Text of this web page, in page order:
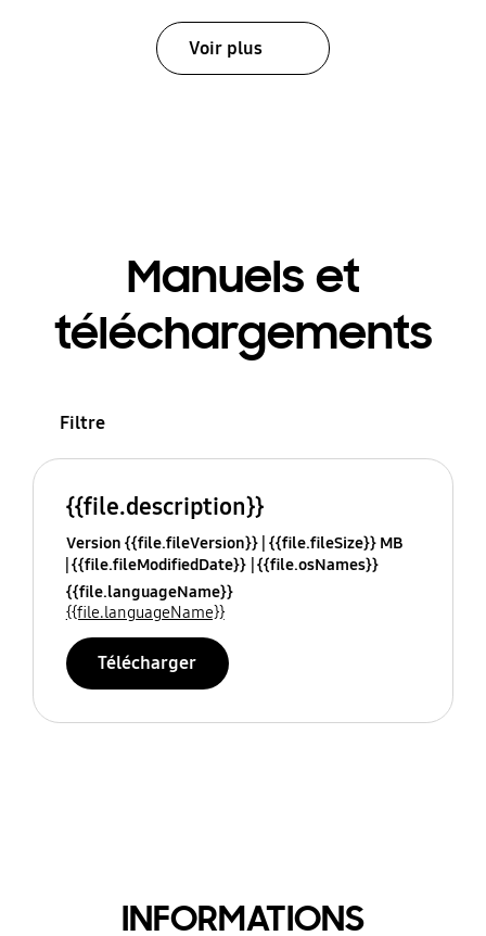
Voir plus
Manuels et
téléchargements
Filtre
{{file.description}}
Version {{file.fileVersion}} {{file.fileSize}} MB
{{file.fileModifiedDate}} {{file.osNames}}
{{file.languageName}}
{{file.languageName}}
Télécharger
INFORMATIONS